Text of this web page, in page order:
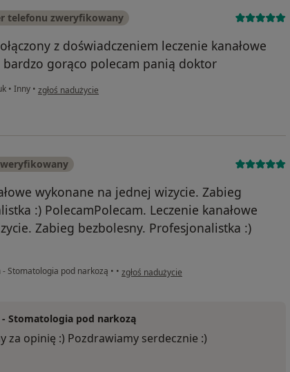
telefonu zweryfikowany
z doświadczeniem leczenie kanałowe
bardzo gorąco polecam panią doktor
• Inny • w opinii użytkownika Piotr Jaskuła
zgłoś nadużycie
wykonane na jednej wizycie. Zabieg
:) PolecamPolecam. Leczenie kanałowe
Zabieg bezbolesny. Profesjonalistka :)
Stomatologia pod narkozą • • w opinii użytkownika KK
zgłoś nadużycie
Stomatologia pod narkozą
za opinię :) Pozdrawiamy serdecznie :)